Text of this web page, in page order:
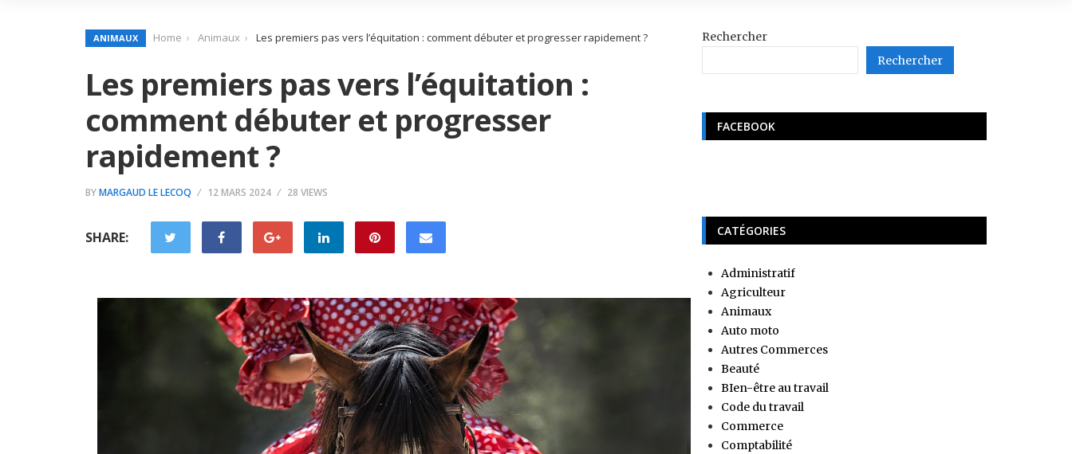
ANIMAUX Home Animaux Les premiers pas vers l’équitation : comment débuter et progresser rapidement ?
Les premiers pas vers l’équitation :
comment débuter et progresser
rapidement ?
BYMARGAUD LE LECOQ 12 MARS 2024 28 VIEWS
SHARE:
Rechercher
Rechercher
FACEBOOK
CATÉGORIES
Administratif
Agriculteur
Animaux
Auto moto
Autres Commerces
Beauté
BIen-être au travail
Code du travail
Commerce
Comptabilité